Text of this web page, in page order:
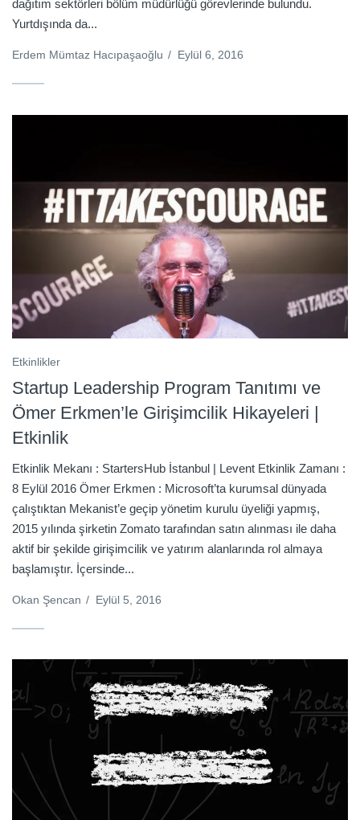
dağıtım sektörleri bölüm müdürlüğü görevlerinde bulundu.
Yurtdışında da...
Erdem Mümtaz Hacıpaşaoğlu / Eylül 6, 2016
Etkinlikler
Startup Leadership Program Tanıtımı ve
Ömer Erkmen’le Girişimcilik Hikayeleri |
Etkinlik
Etkinlik Mekanı : StartersHub İstanbul | Levent Etkinlik Zamanı :
8 Eylül 2016 Ömer Erkmen : Microsoft’ta kurumsal dünyada
çalıştıktan Mekanist’e geçip yönetim kurulu üyeliği yapmış,
2015 yılında şirketin Zomato tarafından satın alınması ile daha
aktif bir şekilde girişimcilik ve yatırım alanlarında rol almaya
başlamıştır. İçersinde...
Okan Şencan / Eylül 5, 2016